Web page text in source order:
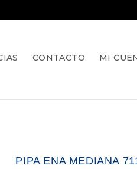
CONTACTO MI
PIPA ENA MEDIANA